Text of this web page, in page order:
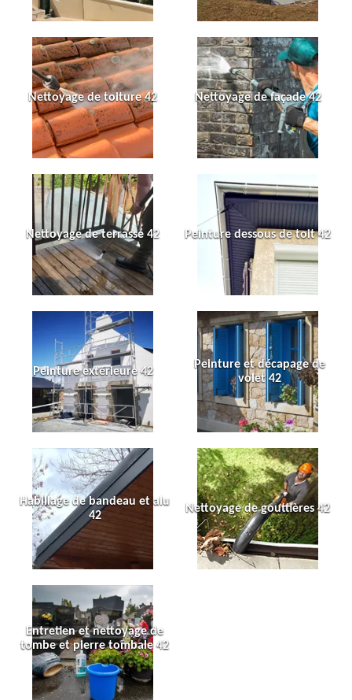
Nettoyage de toiture 42 Nettoyage de façade 42
Nettoyage de terrasse 42 Peinture dessous de toit 42
Peinture extérieure 42
Peinture et décapage de
volet 42
Habillage de bandeau et alu
42
Nettoyage de gouttières 42
Entretien et nettoyage de
tombe et pierre tombale 42